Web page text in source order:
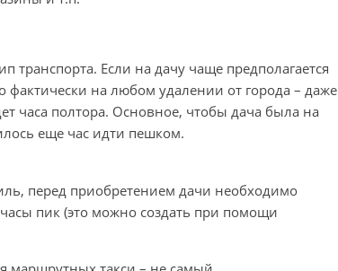
Если на дачу чаще предполагается
фактически на любом удалении от города – даже
часа полтора. Основное, чтобы дача была на
еще час идти пешком.
перед приобретением дачи необходимо
пик (это можно создать при помощи